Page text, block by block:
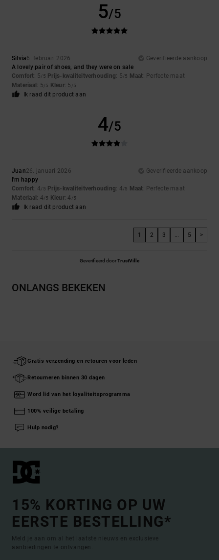
5/5
Silvia6. februari 2026
Geverifieerde aankoop
A lovely pair of shoes, and they were on sale
Comfort: 5/5 Prijs-kwaliteitverhouding: 5/5 Maat: Perfecte maat
Materiaal : 5/5 Kleur: 5 /5
Ik raad dit product aan
4/5
Juan26. januari 2026
Geverifieerde aankoop
I'm happy
Comfort: 4/5 Prijs-kwaliteitverhouding: 4/5 Maat: Perfecte maat
Materiaal : 4/5 Kleur: 4 /5
Ik raad dit product aan
1 2 3 ... 5 >
Geverifieerd doorTrustVille
ONLANGS BEKEKEN
Gratis verzending en retouren voor leden
Retourneren binnen 30 dagen
Word lid van het loyaliteitsprogramma
100% veilige betaling
Hulp nodig?
15% KORTING OP UW
EERSTE BESTELLING*
Meld je aan om al het laatste nieuws en exclusieve
aanbiedingen te ontvangen.